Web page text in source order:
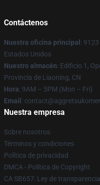
Contáctenos
Nuestra oficina principal :
Estados Unidos
Nuestro almacén: Edificio 1,
Provincia de Liaoning, CN
Hora: 9AM – 5PM (Mon – Fri)
Email :
Nuestra empresa
Sobre nosotros
Términos y condiciones
Política de privacidad
DMCA - Política de Copyright
CA SB657: Ley de